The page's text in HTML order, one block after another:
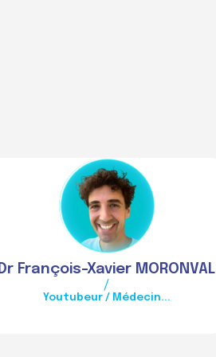
DFM
Dr François-Xavier MORONVAL
/
Youtubeur / Médecin...